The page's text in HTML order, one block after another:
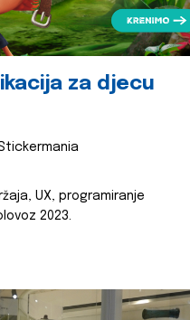
za djecu
UX, programiranje
2023.